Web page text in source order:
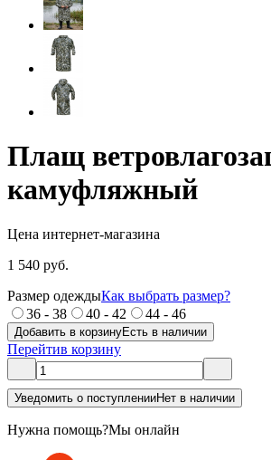
Плащ
камуфляжный
Цена интернет-магазина
1 540 руб.
Размер одеждыКак выбрать размер?
36 - 38
40 - 42 44 - 46
Добавить в корзинуЕсть в наличии
Перейтив корзину
Уведомить о поступленииНет в наличии
Нужна помощь?Мы онлайн